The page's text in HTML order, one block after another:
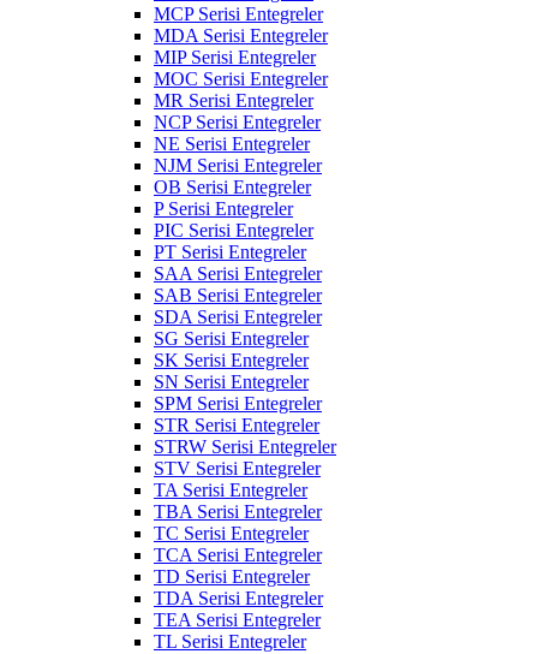
MCP Serisi Entegreler
MDA Serisi Entegreler
MIP Serisi Entegreler
MOC Serisi Entegreler
MR Serisi Entegreler
NCP Serisi Entegreler
NE Serisi Entegreler
NJM Serisi Entegreler
OB Serisi Entegreler
P Serisi Entegreler
PIC Serisi Entegreler
PT Serisi Entegreler
SAA Serisi Entegreler
SAB Serisi Entegreler
SDA Serisi Entegreler
SG Serisi Entegreler
SK Serisi Entegreler
SN Serisi Entegreler
SPM Serisi Entegreler
STR Serisi Entegreler
STRW Serisi Entegreler
STV Serisi Entegreler
TA Serisi Entegreler
TBA Serisi Entegreler
TC Serisi Entegreler
TCA Serisi Entegreler
TD Serisi Entegreler
TDA Serisi Entegreler
TEA Serisi Entegreler
TL Serisi Entegreler